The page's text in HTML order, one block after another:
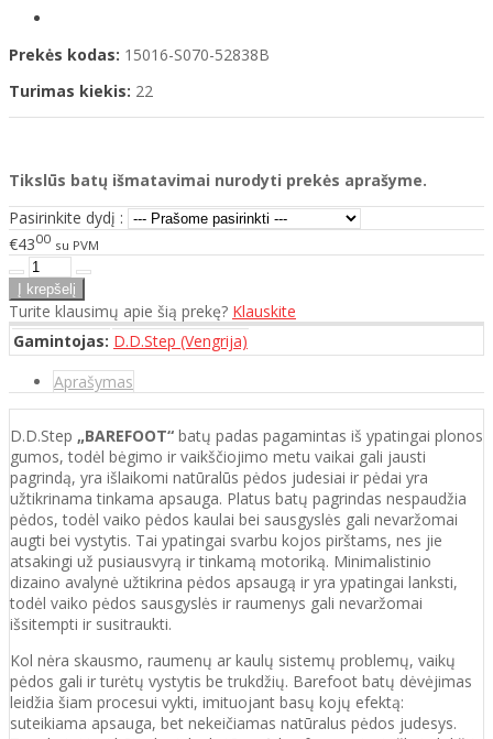
Prekės kodas: 15016-S070-52838B
Turimas kiekis: 22
Tikslūs batų išmatavimai nurodyti prekės aprašyme.
Pasirinkite dydį :
€4300 su PVM
Turite klausimų apie šią prekę? Klauskite
Gamintojas: D.D.Step (Vengrija)
Aprašymas
D.D.Step „BAREFOOT“ batų padas pagamintas iš ypatingai plonos
gumos, todėl bėgimo ir vaikščiojimo metu vaikai gali jausti
pagrindą, yra išlaikomi natūralūs pėdos judesiai ir pėdai yra
užtikrinama tinkama apsauga. Platus batų pagrindas nespaudžia
pėdos, todėl vaiko pėdos kaulai bei sausgyslės gali nevaržomai
augti bei vystytis. Tai ypatingai svarbu kojos pirštams, nes jie
atsakingi už pusiausvyrą ir tinkamą motoriką. Minimalistinio
dizaino avalynė užtikrina pėdos apsaugą ir yra ypatingai lanksti,
todėl vaiko pėdos sausgyslės ir raumenys gali nevaržomai
išsitempti ir susitraukti.
Kol nėra skausmo, raumenų ar kaulų sistemų problemų, vaikų
pėdos gali ir turėtų vystytis be trukdžių. Barefoot batų dėvėjimas
leidžia šiam procesui vykti, imituojant basų kojų efektą:
suteikiama apsauga, bet nekeičiamas natūralus pėdos judesys.